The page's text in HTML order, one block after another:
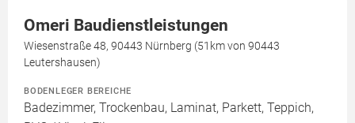
Omeri Baudienstleistungen
Wiesenstraße 48, 90443 Nürnberg (51km von 90443
Leutershausen)
BODENLEGER BEREICHE
Badezimmer, Trockenbau, Laminat, Parkett, Teppich,